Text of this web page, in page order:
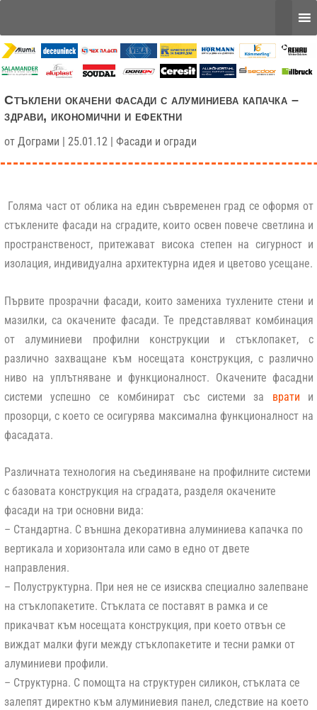
Стъклени окачени фасади с алуминиева капачка –
здрави, икономични и ефектни
от Дограми | 25.01.12 | Фасади и огради
Голяма част от облика на един съвременен град се оформя от
стъклените фасади на сградите, които освен повече светлина и
пространственост, притежават висока степен на сигурност и
изолация, индивидуална архитектурна идея и цветово усещане.
Първите прозрачни фасади, които замениха тухлените стени и
мазилки, са окачените фасади. Те представляват комбинация
от алуминиеви профилни конструкции и стъклопакет, с
различно захващане към носещата конструкция, с различно
ниво на уплътняване и функционалност. Окачените фасадни
системи успешно се комбинират със системи за врати и
прозорци, с което се осигурява максимална функционалност на
фасадата.
Различната технология на съединяване на профилните системи
с базовата конструкция на сградата, разделя окачените
фасади на три основни вида:
– Стандартна. С външна декоративна алуминиева капачка по
вертикала и хоризонтала или само в едно от двете
направления.
– Полуструктурна. При нея не се изисква специално залепване
на стъклопакетите. Стъклата се поставят в рамка и се
прикачват към носещата конструкция, при което отвън се
виждат малки фуги между стъклопакетите и тесни рамки от
алуминиеви профили.
– Структурна. С помощта на структурен силикон, стъклата се
залепят директно към алуминиевия панел, следствие на което